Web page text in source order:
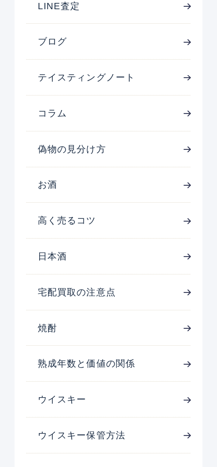
LINE査定
ブログ
テイスティングノート
コラム
偽物の見分け方
お酒
高く売るコツ
日本酒
宅配買取の注意点
焼酎
熟成年数と価値の関係
ウイスキー
ウイスキー保管方法